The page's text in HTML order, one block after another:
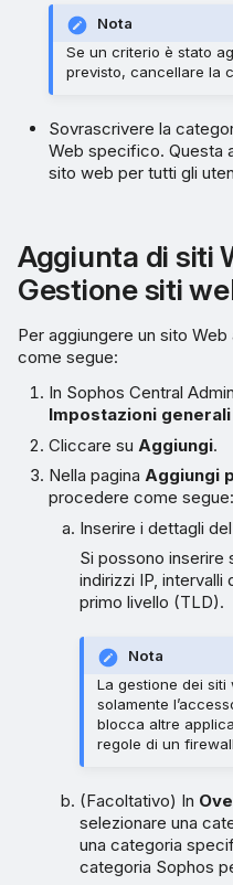
Nota
Se un criterio è stato
previsto, cancellare la
Sovrascrivere la
Web specifico. Questa
sito web per tutti gli
Aggiunta di siti
Gestione siti
Per aggiungere un sito
come segue:
In Sophos Central
Impostazioni generali
Cliccare suAggiungi.
Nella paginaAggiungi
procedere come segue:
Inserire i dettagli
Si possono inserire
indirizzi IP, intervalli
primo livello (TLD).
Nota
La gestione dei
solamente
blocca altre
regole di un
(Facoltativo) In
selezionare una
una categoria
categoria Sophos